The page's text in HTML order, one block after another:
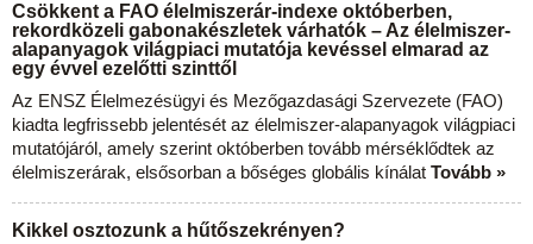
Csökkent a FAO élelmiszerár-indexe októberben,
rekordközeli gabonakészletek várhatók – Az élelmiszer-
alapanyagok világpiaci mutatója kevéssel elmarad az
egy évvel ezelőtti szinttől
Az ENSZ Élelmezésügyi és Mezőgazdasági Szervezete (FAO)
kiadta legfrissebb jelentését az élelmiszer-alapanyagok világpiaci
mutatójáról, amely szerint októberben tovább mérséklődtek az
élelmiszerárak, elsősorban a bőséges globális kínálat Tovább »
Kikkel osztozunk a hűtőszekrényen?